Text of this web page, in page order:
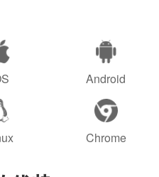
Android
Chrome